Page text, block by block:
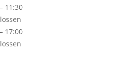
11:30
17:00